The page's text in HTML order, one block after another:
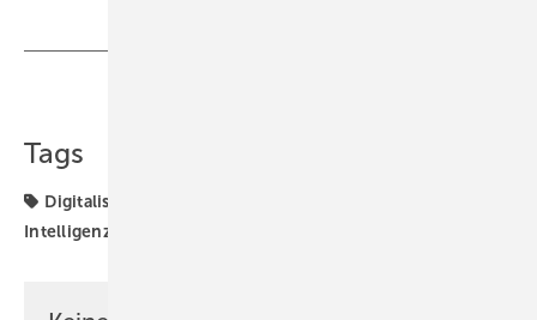
Tags
Digitalisierung
Intelligenz